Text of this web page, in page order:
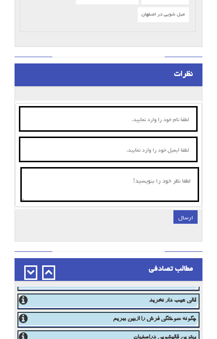
مبل شویی در اصفهان
نظرات
ارسال
مطالب تصادفی
موضوع شست و شوی فرش و قالی و قالیشویی
در مورد شستشو فرش دستبافت بیشتر بدانید - قالیشویی اصفهان
قالی عیب دار نخرید